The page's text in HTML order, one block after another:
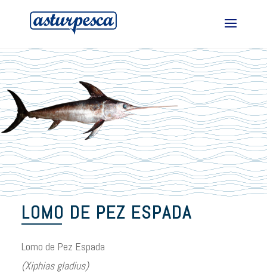
LOMO DE PEZ ESPADA
Lomo de Pez Espada
(Xiphias gladius)